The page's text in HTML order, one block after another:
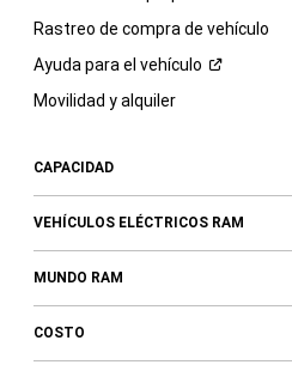
Rastreo de compra de vehículo
Ayuda para el vehículo
Movilidad y alquiler
CAPACIDAD
VEHÍCULOS ELÉCTRICOS RAM
MUNDO RAM
COSTO